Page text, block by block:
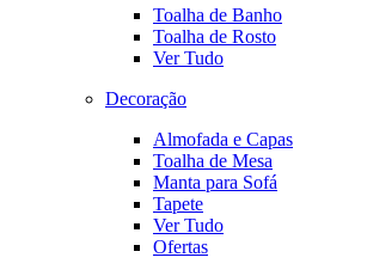
Toalha de Banho
Toalha de Rosto
Ver Tudo
Decoração
Almofada e Capas
Toalha de Mesa
Manta para Sofá
Tapete
Ver Tudo
Ofertas